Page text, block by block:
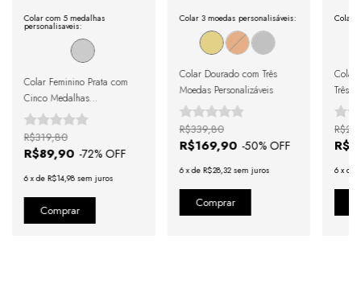
Colar com 5 medalhas
personalisaveis:
Colar Feminino Prata com
Cinco Medalhas
Personalizáveis
R$89,90 -72% OFF
R$319,80
6 xde R$14,98 sem juros
Colar 3 moedas personalisáveis:
Colar Dourado com Três
Moedas Personalizáveis
R$169,90 -50% OFF
R$339,80
6 xde R$28,32 sem juros
Colar
Colar
Três
6 x de